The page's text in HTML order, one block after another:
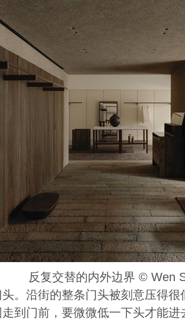
反复交替的内外边界 ©️ Wen
。沿街的整条门头被刻意压得
到门前，要微微低一下头才能